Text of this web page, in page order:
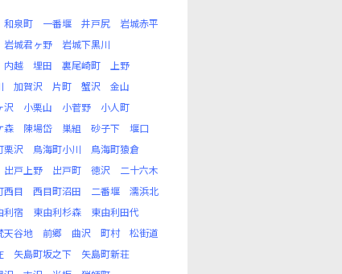
和泉町 一番堰 井戸尻
岩城赤平
岩城君ヶ野
岩城下黒川
内越 埋田 裏尾崎町
上野
加賀沢 片町 蟹沢
金山
沢 小栗山 小菅野
小人町
森 陳場岱 巣組 砂子下
堰口
栗沢 鳥海町小川
鳥海町猿倉
出戸上野 出戸町 徳沢
二十六木
西目 西目町沼田 二番堰
濡浜北
利宿 東由利杉森
東由利田代
天谷地 前郷 曲沢 町村
松街道
矢島町坂之下
矢島町新荘